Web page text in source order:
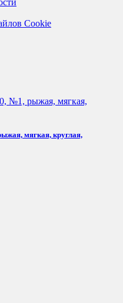
Cookie
мягкая, круглая,